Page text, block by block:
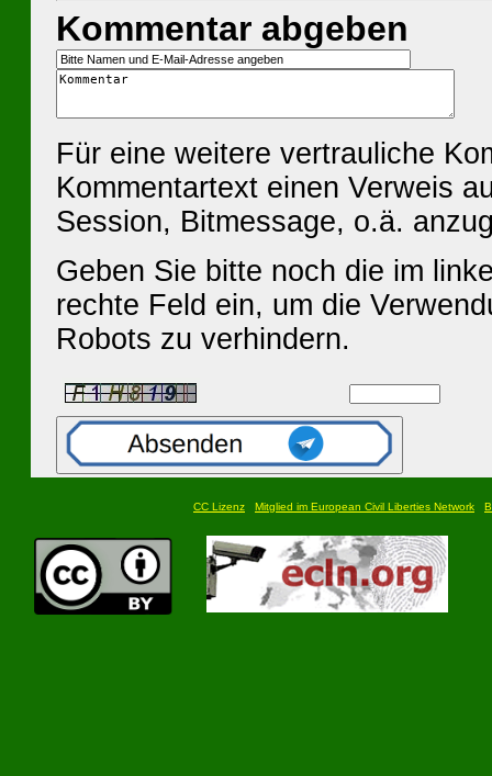
Kommentar abgeben
Für eine weitere vertrauliche
Kommentartext einen Verweis
Session, Bitmessage, o.ä.
Geben Sie bitte noch die im
rechte Feld ein, um die
Robots zu verhindern.
CC Lizenz Mitglied im European Civil Liberties Network